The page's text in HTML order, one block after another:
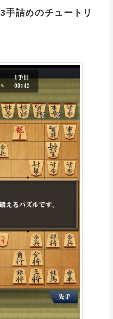
3手詰めのチュートリ